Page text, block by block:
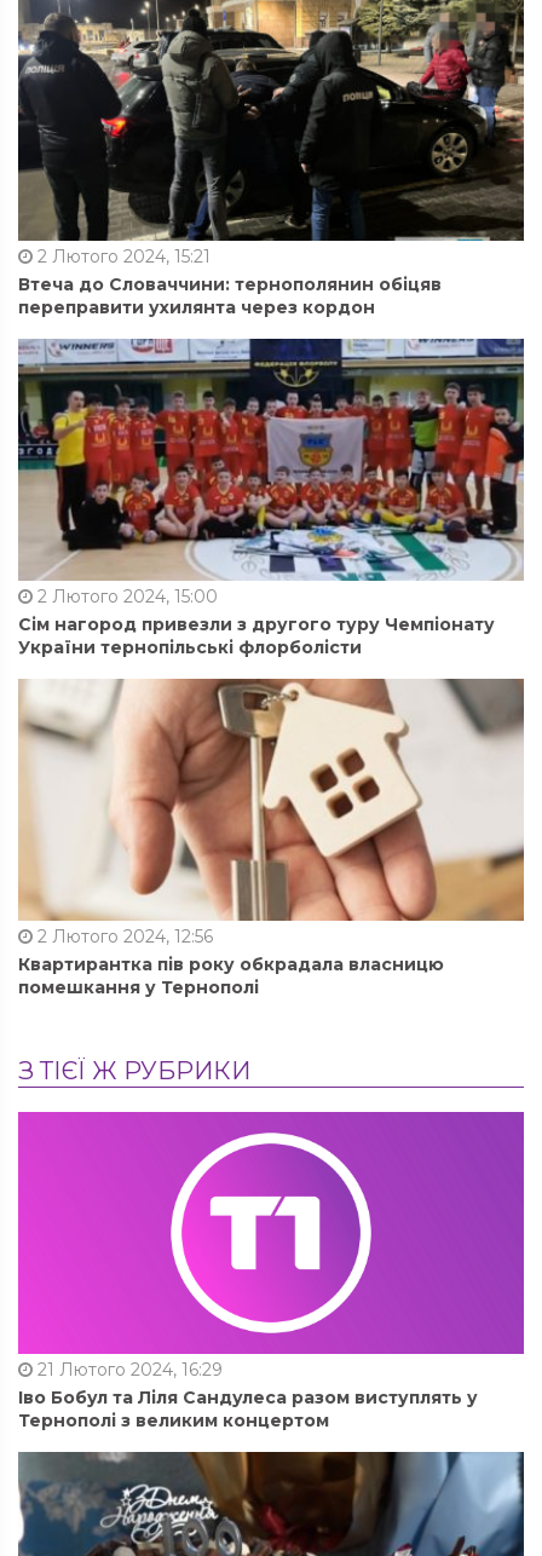
2 Лютого 2024, 15:21
Втеча до Словаччини: тернополянин обіцяв
переправити ухилянта через кордон
2 Лютого 2024, 15:00
Сім нагород привезли з другого туру Чемпіонату
України тернопільські флорболісти
2 Лютого 2024, 12:56
Квартирантка пів року обкрадала власницю
помешкання у Тернополі
З ТІЄЇ Ж РУБРИКИ
21 Лютого 2024, 16:29
Іво Бобул та Ліля Сандулеса разом виступлять у
Тернополі з великим концертом